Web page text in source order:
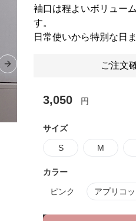
Next slide
袖口は程よいボリュー
す。
日常使いから特別な日
ご注文
3,050 円
サイズ
S M
カラー
ピンク アプリコッ